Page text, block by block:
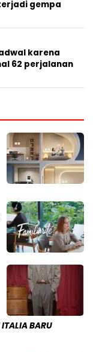
gempa
karena
62 perjalanan
BARU